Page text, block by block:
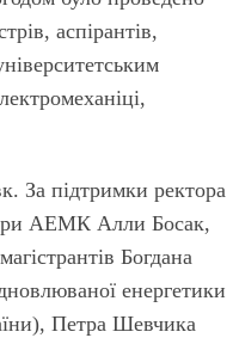
аспірантів,
За підтримки ректора
АЕМК Алли Босак,
Богдана
енергетики
Петра Шевчика